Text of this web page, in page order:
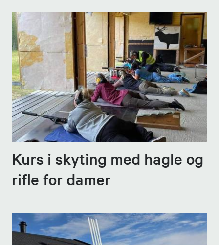
Kurs i skyting med hagle og
rifle for damer